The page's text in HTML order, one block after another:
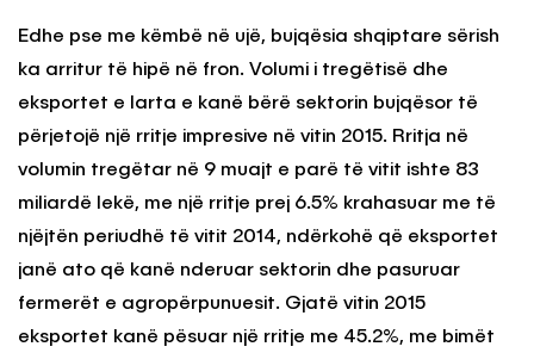
Edhe pse me këmbë në ujë, bujqësia shqiptare sërish
ka arritur të hipë në fron. Volumi i tregëtisë dhe
eksportet e larta e kanë bërë sektorin bujqësor të
përjetojë një rritje impresive në vitin 2015. Rritja në
volumin tregëtar në 9 muajt e parë të vitit ishte 83
miliardë lekë, me një rritje prej 6.5% krahasuar me të
njëjtën periudhë të vitit 2014, ndërkohë që eksportet
janë ato që kanë nderuar sektorin dhe pasuruar
fermerët e agropërpunuesit. Gjatë vitin 2015
eksportet kanë pësuar një rritje me 45.2%, me bimët